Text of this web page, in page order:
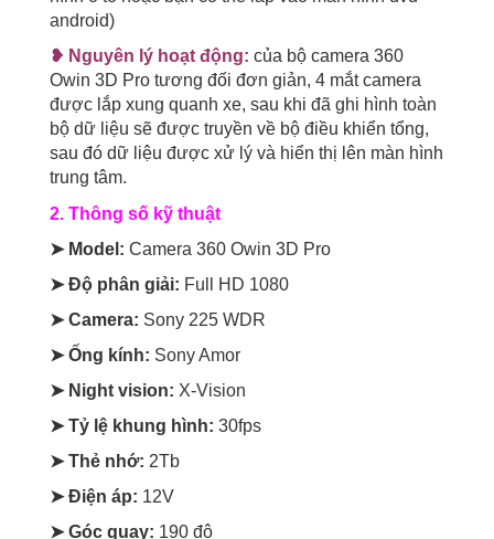
android)
❥ Nguyên lý hoạt động: của bộ camera 360
Owin 3D Pro tương đối đơn giản, 4 mắt camera
được lắp xung quanh xe, sau khi đã ghi hình toàn
bộ dữ liệu sẽ được truyền về bộ điều khiển tổng,
sau đó dữ liệu được xử lý và hiển thị lên màn hình
trung tâm.
2. Thông số kỹ thuật
➤ Model: Camera 360 Owin 3D Pro
➤ Độ phân giải: Full HD 1080
➤ Camera: Sony 225 WDR
➤ Ống kính: Sony Amor
➤ Night vision: X-Vision
➤ Tỷ lệ khung hình: 30fps
➤ Thẻ nhớ: 2Tb
➤ Điện áp: 12V
➤ Góc quay: 190 độ